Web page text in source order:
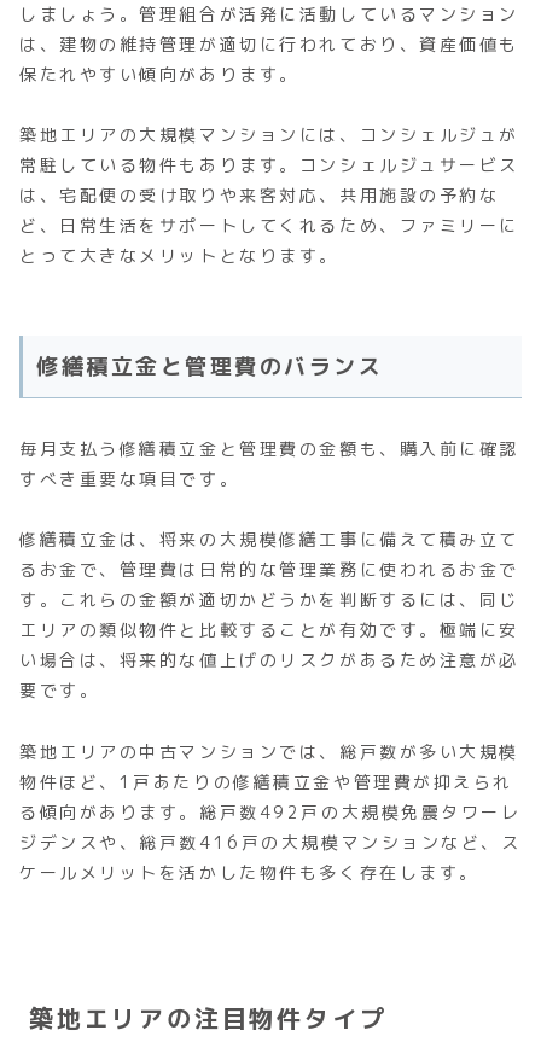
しましょう。管理組合が活発に活動しているマンション
は、建物の維持管理が適切に行われており、資産価値も
保たれやすい傾向があります。
築地エリアの大規模マンションには、コンシェルジュが
常駐している物件もあります。コンシェルジュサービス
は、宅配便の受け取りや来客対応、共用施設の予約な
ど、日常生活をサポートしてくれるため、ファミリーに
とって大きなメリットとなります。
修繕積立金と管理費のバランス
毎月支払う修繕積立金と管理費の金額も、購入前に確認
すべき重要な項目です。
修繕積立金は、将来の大規模修繕工事に備えて積み立て
るお金で、管理費は日常的な管理業務に使われるお金で
す。これらの金額が適切かどうかを判断するには、同じ
エリアの類似物件と比較することが有効です。極端に安
い場合は、将来的な値上げのリスクがあるため注意が必
要です。
築地エリアの中古マンションでは、総戸数が多い大規模
物件ほど、1戸あたりの修繕積立金や管理費が抑えられ
る傾向があります。総戸数492戸の大規模免震タワーレ
ジデンスや、総戸数416戸の大規模マンションなど、ス
ケールメリットを活かした物件も多く存在します。
築地エリアの注目物件タイプ